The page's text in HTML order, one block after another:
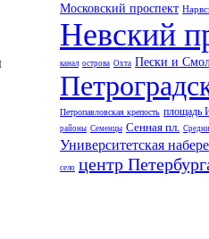
Московский проспект
Невский
канал острова Охта Пески и
Петропавловская крепость площадь
районы Семенцы Сенная пл.
Университетская
село центр